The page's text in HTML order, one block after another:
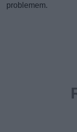
problemem.